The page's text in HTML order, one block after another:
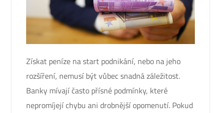
Získat peníze na start podnikání, nebo na jeho
rozšíření, nemusí být vůbec snadná záležitost.
Banky mívají často přísné podmínky, které
nepromíjejí chybu ani drobnější opomenutí. Pokud